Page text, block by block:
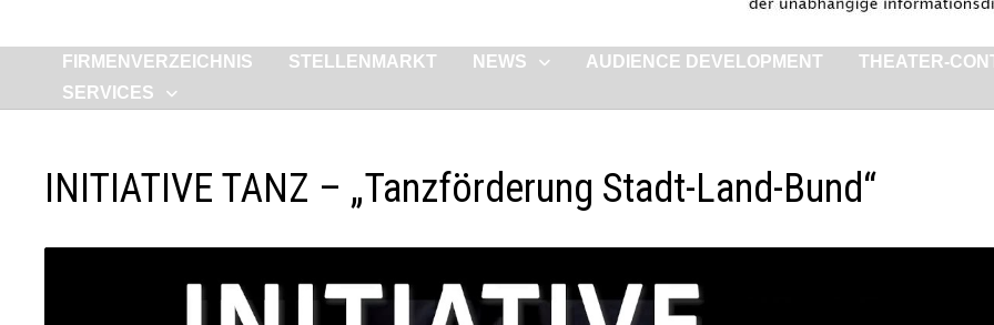
FIRMENVERZEICHNIS STELLENMARKT NEWS AUDIENCE DEVELOPMENT
THEATER-
SERVICES
INITIATIVE TANZ – „Tanzförderung Stadt-Land-Bund“